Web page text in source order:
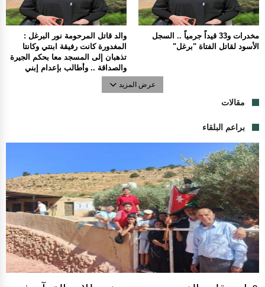
والد قاتل المرحومة نور البرغل :
المغدورة كانت رفيقة ابنتي وكانتا
تذهبان إلى المسجد معا بحكم الجيرة
والصداقة .. وأطالب بإعدام إبني
مخدرات و33 قيداً جرمياً .. السجل
الأسود لقاتل الفتاة "برغل"
عرض المزيد
مقالات
براعم البلقاء